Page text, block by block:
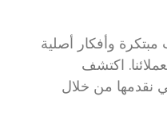
وأفكار أصلية
اكتشف
نقدمها من خلال